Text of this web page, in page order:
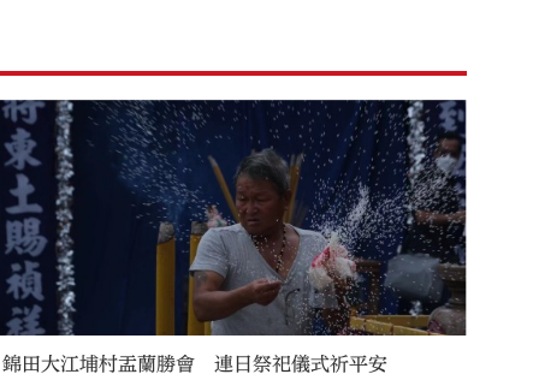
錦田大江埔村盂蘭勝會 連日祭祀儀式祈平安